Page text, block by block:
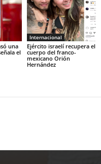
una
el
Internacional
Ejército israelí recupera el
cuerpo del franco-
mexicano Orión
Hernández